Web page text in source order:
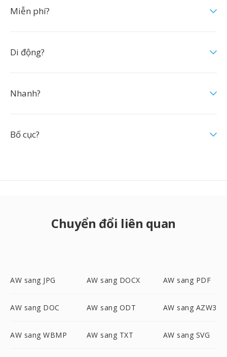
Miễn phí?
Di động?
Nhanh?
Bố cục?
Chuyển đổi liên quan
AW sang JPG AW sang DOCX AW sang PDF
AW sang DOC AW sang ODT AW sang AZW3
AW sang WBMP AW sang TXT AW sang SVG